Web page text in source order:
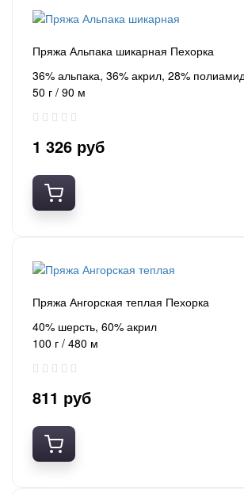
Пряжа Альпака шикарная Пехорка
36% альпака, 36% акрил, 28% полиамид
50 г / 90 м
1 326 руб
Пряжа Ангорская теплая Пехорка
40% шерсть, 60% акрил
100 г / 480 м
811 руб